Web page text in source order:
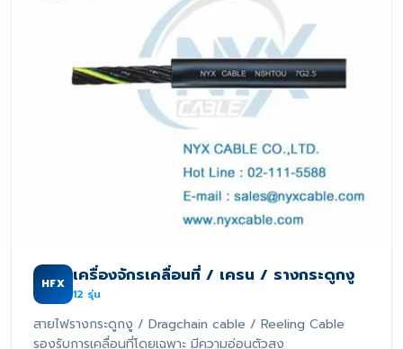
HFX เครื่องจักรเคลื่อนที่ / เครน / รางกระดูกงู
12 รุ่น
สายไฟรางกระดูกงู / Dragchain cable / Reeling Cable
รองรับการเคลื่อนที่โดยเฉพาะ มีความอ่อนตัวสูง